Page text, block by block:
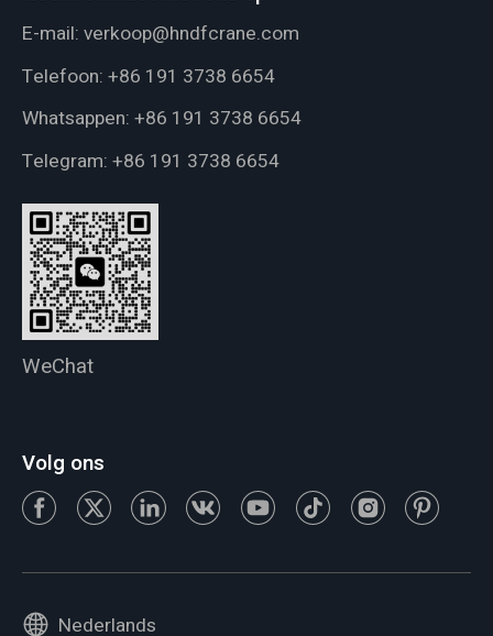
E-mail: verkoop@hndfcrane.com
Telefoon: +86 191 3738 6654
Whatsappen: +86 191 3738 6654
Telegram: +86 191 3738 6654
WeChat
Volg ons
Nederlands